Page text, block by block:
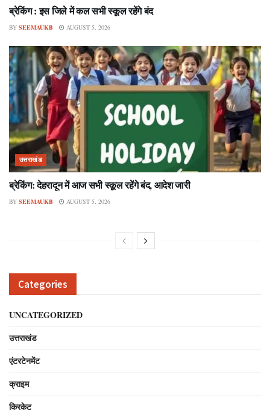
ब्रेकिंग : इस जिले में कल सभी स्कूल रहेंगे बंद
BY SEEMAUKB AUGUST 5, 2026
उत्तराखंड
ब्रेकिंग: देहरादून में आज सभी स्कूल रहेंगे बंद, आदेश जारी
BY SEEMAUKB AUGUST 5, 2026
Categories
UNCATEGORIZED
उत्तराखंड
एंटरटेनमेंट
क्राइम
क्रिकेट